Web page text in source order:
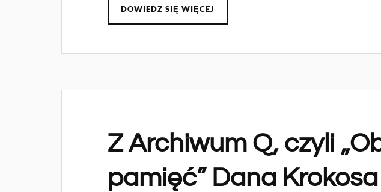
DOWIEDZ SIĘ WIĘCEJ
Z Archiwum Q, czyli
pamięć” Dana Krokosa